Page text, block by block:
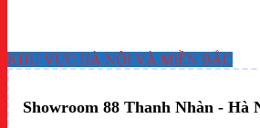
KHU VỰC HÀ NỘI VÀ MIỀN BẮC
Showroom 88 Thanh Nhàn - Hà